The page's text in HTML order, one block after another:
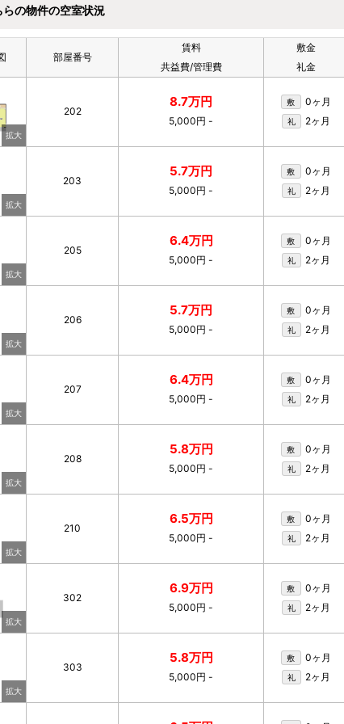
らの物件の空室状況
部屋番号
賃料
共益費/管理費
敷金
礼金
202
8.7万円
5,000円 -
敷 0ヶ月
礼 2ヶ月
203
5.7万円
5,000円 -
敷 0ヶ月
礼 2ヶ月
205
6.4万円
5,000円 -
敷 0ヶ月
礼 2ヶ月
206
5.7万円
5,000円 -
敷 0ヶ月
礼 2ヶ月
207
6.4万円
5,000円 -
敷 0ヶ月
礼 2ヶ月
208
5.8万円
5,000円 -
敷 0ヶ月
礼 2ヶ月
210
6.5万円
5,000円 -
敷 0ヶ月
礼 2ヶ月
302
6.9万円
5,000円 -
敷 0ヶ月
礼 2ヶ月
303
5.8万円
5,000円 -
敷 0ヶ月
礼 2ヶ月